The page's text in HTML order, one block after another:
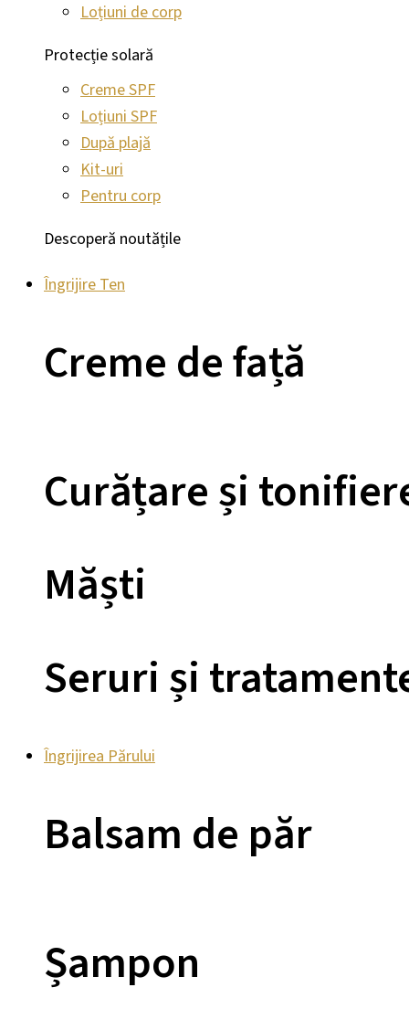
Loțiuni de corp
Protecție solară
Creme SPF
Loțiuni SPF
După plajă
Kit-uri
Pentru corp
Descoperă noutățile
Îngrijire Ten
Creme de față
Curățare și
Măști
Seruri și
Îngrijirea Părului
Balsam de păr
Șampon